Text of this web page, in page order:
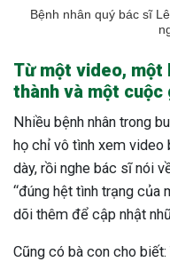
Bệnh nhân quý bác sĩ
Từ một video, một
thành và một
Nhiều bệnh nhân trong
họ chỉ vô tình xem video
dày, rồi nghe bác sĩ nói
“đúng hệt tình trạng của
dõi thêm để cập nhật
Cũng có bà con cho